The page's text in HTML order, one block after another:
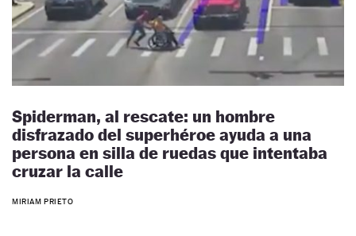
Spiderman, al rescate: un hombre
disfrazado del superhéroe ayuda a una
persona en silla de ruedas que intentaba
cruzar la calle
MIRIAM PRIETO